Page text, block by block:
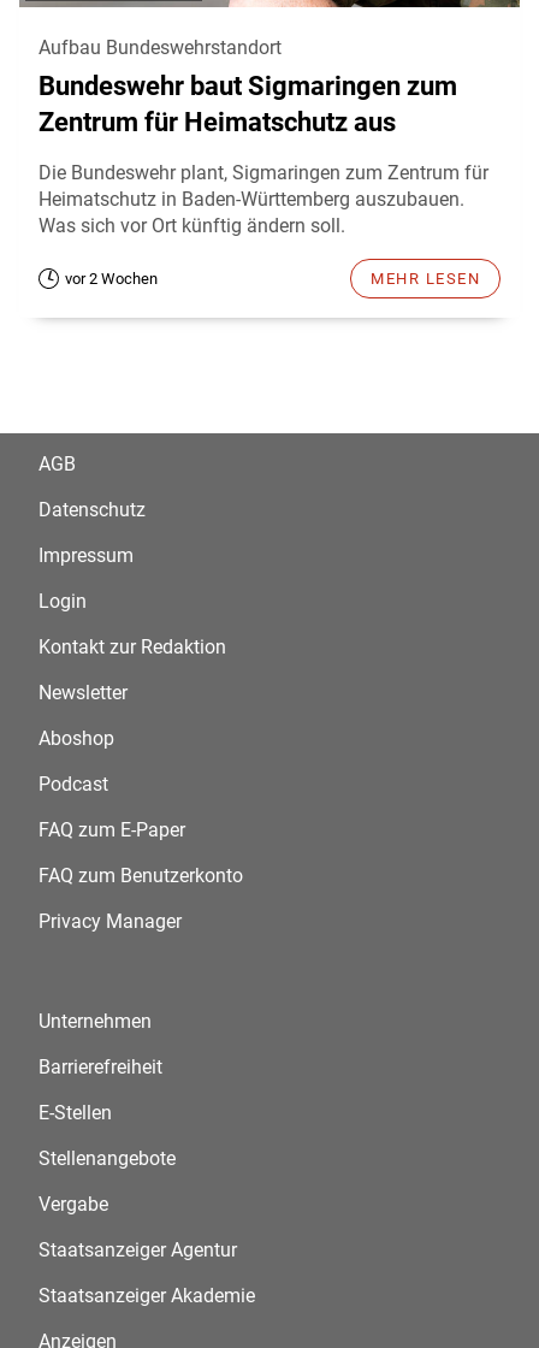
Aufbau Bundeswehrstandort
Bundeswehr baut Sigmaringen zum
Zentrum für Heimatschutz aus
Die Bundeswehr plant, Sigmaringen zum Zentrum für
Heimatschutz in Baden-Württemberg auszubauen.
Was sich vor Ort künftig ändern soll.
vor 2 Wochen MEHR LESEN
AGB
Datenschutz
Impressum
Login
Kontakt zur Redaktion
Newsletter
Aboshop
Podcast
FAQ zum E-Paper
FAQ zum Benutzerkonto
Privacy Manager
Unternehmen
Barrierefreiheit
E-Stellen
Stellenangebote
Vergabe
Staatsanzeiger Agentur
Staatsanzeiger Akademie
Anzeigen